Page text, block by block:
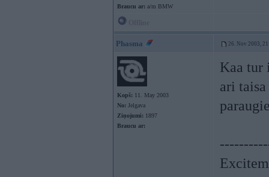
Braucu ar: a/m BMW
Phasma 26. Nov 2003,
Kopš: 11. May 2003
No: Jelgava
Ziņojumi: 1897
Braucu ar:
Kaa tur
ari